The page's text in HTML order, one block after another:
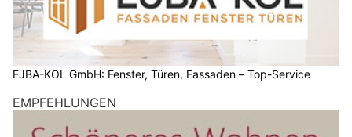
EJBA-KOL GmbH: Fenster, Türen, Fassaden – Top-Service
EMPFEHLUNGEN